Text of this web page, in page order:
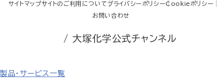
サイトマップサイトのご利用についてプライバシーポリシーCookieポリシー
お問い合わせ
/ 大塚化学公式チャンネル
製品・サービス一覧